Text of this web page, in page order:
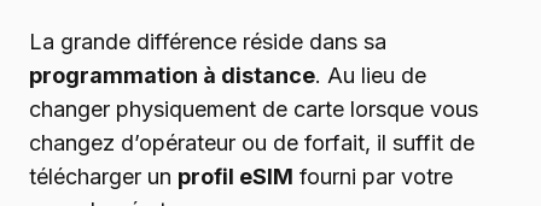
La grande différence réside dans sa
programmation à distance. Au lieu de
changer physiquement de carte lorsque vous
changez d’opérateur ou de forfait, il suffit de
télécharger un profil eSIM fourni par votre